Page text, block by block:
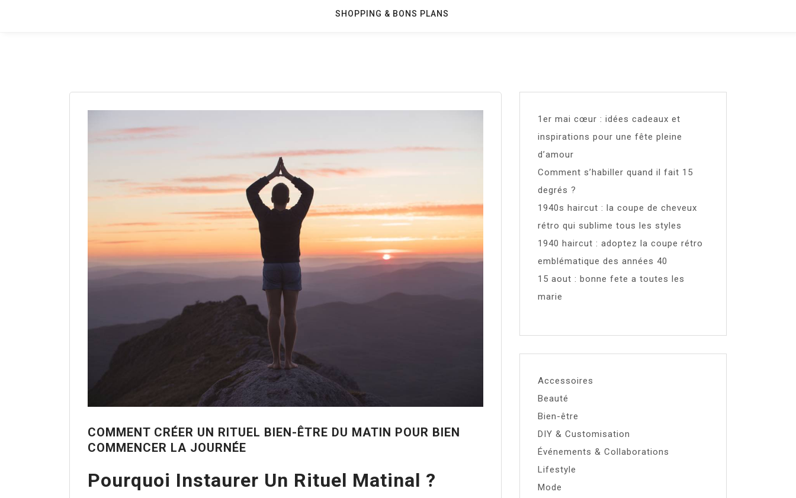
SHOPPING & BONS PLANS
COMMENT CRÉER UN RITUEL BIEN-ÊTRE DU MATIN POUR BIEN
COMMENCER LA JOURNÉE
Pourquoi Instaurer Un Rituel Matinal ?
1er mai cœur : idées cadeaux et
inspirations pour une fête pleine
d’amour
Comment s’habiller quand il fait 15
degrés ?
1940s haircut : la coupe de cheveux
rétro qui sublime tous les styles
1940 haircut : adoptez la coupe rétro
emblématique des années 40
15 aout : bonne fete a toutes les
marie
Accessoires
Beauté
Bien-être
DIY & Customisation
Événements & Collaborations
Lifestyle
Mode